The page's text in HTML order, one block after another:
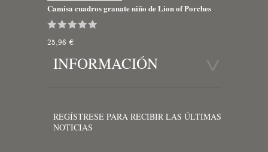
Camisa cuadros granate niño de Lion of Porches
25,96 €
INFORMACIÓN
REGÍSTRESE PARA RECIBIR LAS ÚLTIMAS
NOTICIAS